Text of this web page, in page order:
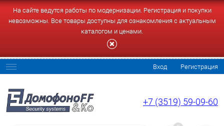
На сайте ведутся работы по модернизации. Регистрация и покупки
невозможны. Все товары доступны для ознакомления с актуальным
каталогом и ценами.
Вход Регистрация
+7 (3519) 59-09-60